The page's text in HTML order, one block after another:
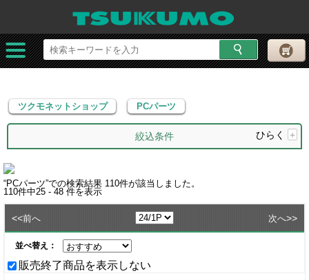
ツクモネットショップ PCパーツ
ツクモネットショップ PCパーツ
絞込条件 ひらく +
“PCパーツ”での検索結果 110件が該当しました。
110件中25 - 48 件を表示
<<前へ 次へ>>
並べ替え：
販売終了商品を表示しない